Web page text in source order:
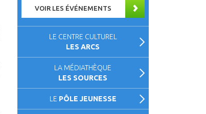
VOIR LES ÉVÉNEMENTS
LE CENTRE CULTUREL
LES ARCS
LA MÉDIATHÈQUE
LES SOURCES
LE PÔLE JEUNESSE